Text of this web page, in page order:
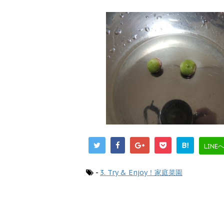
B! LINE
- 3. Try & Enjoy！家庭菜園